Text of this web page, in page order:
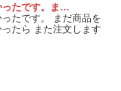
ったです。ま…
たです。 まだ商品を
たら また注文します